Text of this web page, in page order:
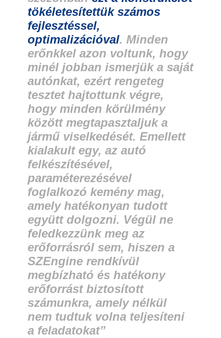
tökéletesítettük számos
fejlesztéssel,
optimalizációval. Minden
erőnkkel azon voltunk, hogy
minél jobban ismerjük a saját
autónkat, ezért rengeteg
tesztet hajtottunk végre,
hogy minden körülmény
között megtapasztaljuk a
jármű viselkedését. Emellett
kialakult egy, az autó
felkészítésével,
paraméterezésével
foglalkozó kemény mag,
amely hatékonyan tudott
együtt dolgozni. Végül ne
feledkezzünk meg az
erőforrásról sem, hiszen a
SZEngine rendkívül
megbízható és hatékony
erőforrást biztosított
számunkra, amely nélkül
nem tudtuk volna teljesíteni
a feladatokat”